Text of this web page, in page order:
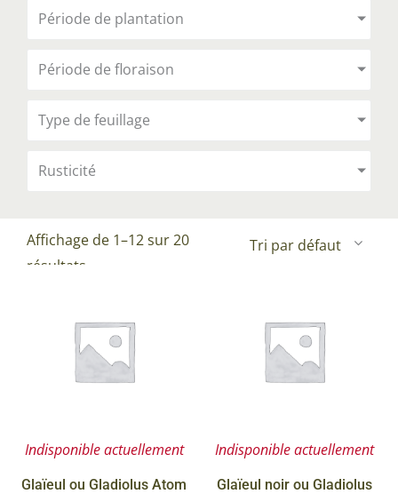
Période de plantation
Période de floraison
Type de feuillage
Rusticité
Affichage de 1–12 sur 20
résultats
Indisponible actuellement
Glaïeul ou Gladiolus Atom
Indisponible actuellement
Glaïeul noir ou Gladiolus